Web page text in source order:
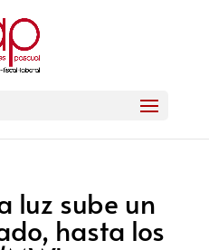
luz sube un
hasta los